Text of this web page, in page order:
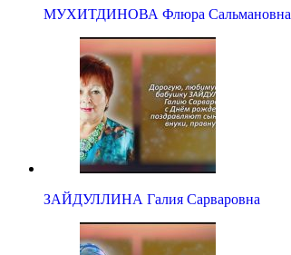
МУХИТДИНОВА Флюра Сальмановна
ЗАЙДУЛЛИНА Галия Сарваровна